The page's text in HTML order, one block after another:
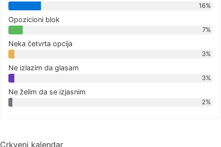
16%
Opozicioni blok
7%
Neka četvrta opcija
3%
Ne izlazim da glasam
3%
Ne želim da se izjasnim
2%
Crkveni kalendar